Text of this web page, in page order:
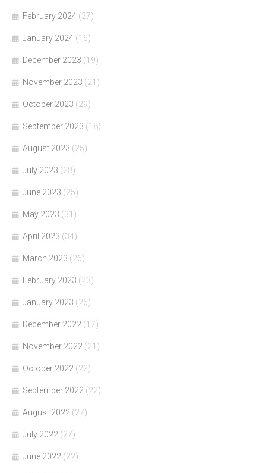
February 2024 (27)
January 2024 (16)
December 2023 (19)
November 2023 (21)
October 2023 (29)
September 2023 (18)
August 2023 (25)
July 2023 (28)
June 2023 (25)
May 2023 (31)
April 2023 (34)
March 2023 (26)
February 2023 (23)
January 2023 (26)
December 2022 (17)
November 2022 (21)
October 2022 (22)
September 2022 (22)
August 2022 (27)
July 2022 (27)
June 2022 (22)